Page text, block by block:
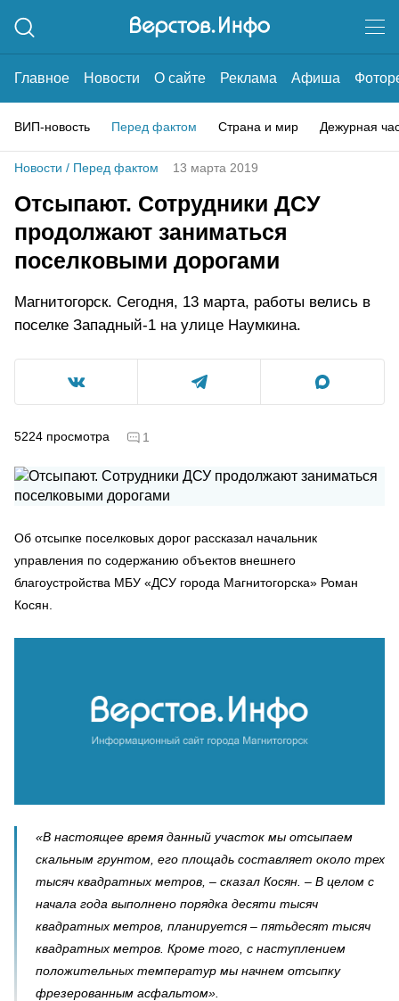
Главное Новости О сайте Реклама Афиша
ВИП-новость Перед фактом Страна и мир Дежурная
Новости / Перед фактом 13 марта 2019
Отсыпают. Сотрудники ДСУ
продолжают заниматься
поселковыми дорогами
Магнитогорск. Сегодня, 13 марта, работы велись в
поселке Западный-1 на улице Наумкина.
5224 просмотра 1
Об отсыпке поселковых дорог рассказал начальник
управления по содержанию объектов внешнего
благоустройства МБУ «ДСУ города Магнитогорска» Роман
Косян.
«В настоящее время данный участок мы отсыпаем
скальным грунтом, его площадь составляет около трех
тысяч квадратных метров, – сказал Косян. – В целом с
начала года выполнено порядка десяти тысяч
квадратных метров, планируется – пятьдесят тысяч
квадратных метров. Кроме того, с наступлением
положительных температур мы начнем отсыпку
фрезерованным асфальтом».